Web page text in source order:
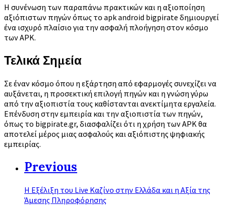
Η συνένωση των παραπάνω πρακτικών και η αξιοποίηση
αξιόπιστων πηγών όπως το apk android bigpirate δημιουργεί
ένα ισχυρό πλαίσιο για την ασφαλή πλοήγηση στον κόσμο
των APK.
Τελικά Σημεία
Σε έναν κόσμο όπου η εξάρτηση από εφαρμογές συνεχίζει να
αυξάνεται, η προσεκτική επιλογή πηγών και η γνώση γύρω
από την αξιοπιστία τους καθίστανται ανεκτίμητα εργαλεία.
Επένδυση στην εμπειρία και την αξιοπιστία των πηγών,
όπως το bigpirate.gr, διασφαλίζει ότι η χρήση των APK θα
αποτελεί μέρος μιας ασφαλούς και αξιόπιστης ψηφιακής
εμπειρίας.
Previous
Η Εξέλιξη του Live Καζίνο στην Ελλάδα και η Αξία της
Άμεσης Πληροφόρησης